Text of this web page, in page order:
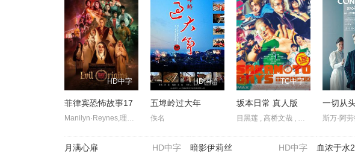
HD中字
菲律宾恐怖故事17
HD国语
五埠岭过大年
佚名
TC中字
坂本日常 真人版 一切从
HD中字
月满心扉 HD中字
暗影伊莉丝 血浓于水